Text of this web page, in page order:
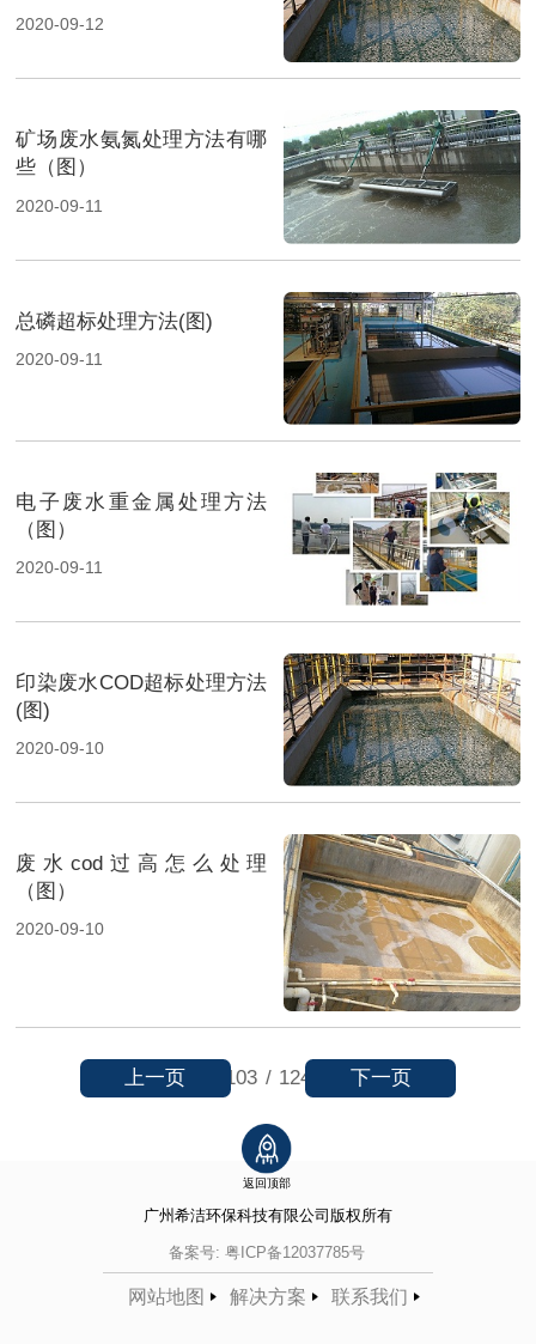
2020-09-12
矿场废水氨氮处理方法有哪
些（图）
2020-09-11
总磷超标处理方法(图)
2020-09-11
电子废水重金属处理方法
（图）
2020-09-11
印染废水COD超标处理方法
(图)
2020-09-10
废水cod过高怎么处理
（图）
2020-09-10
103 / 124
上一页 下一页
返回顶部
广州希洁环保科技有限公司 版权所有
备案号: 粤ICP备12037785号
网站地图 解决方案 联系我们